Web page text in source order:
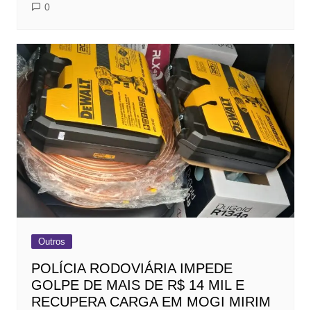
0
Outros
POLÍCIA RODOVIÁRIA IMPEDE
GOLPE DE MAIS DE R$ 14 MIL E
RECUPERA CARGA EM MOGI MIRIM